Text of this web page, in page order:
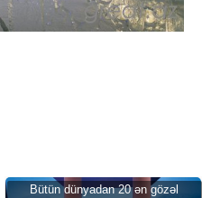
Bütün dünyadan 20 ən gözəl